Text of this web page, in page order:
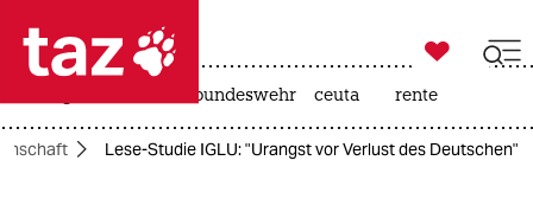
 taz zahl ich
taz zahl ich

taz zahl ich
bundeswehr ceuta rente
Lese-Studie IGLU: "Urangst vor Verlust des Deutschen"